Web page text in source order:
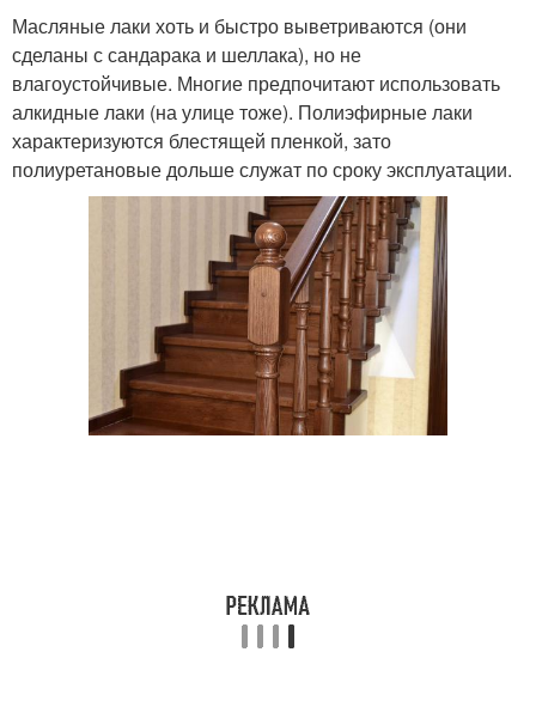
Масляные лаки хоть и быстро выветриваются (они
сделаны с сандарака и шеллака), но не
влагоустойчивые. Многие предпочитают использовать
алкидные лаки (на улице тоже). Полиэфирные лаки
характеризуются блестящей пленкой, зато
полиуретановые дольше служат по сроку эксплуатации.